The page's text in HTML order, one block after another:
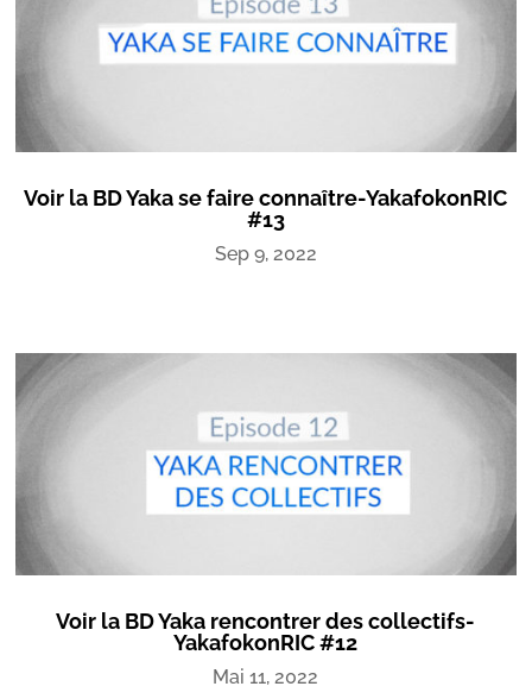
Voir la BD Yaka se faire connaître-YakafokonRIC
#13
Sep 9, 2022
Voir la BD Yaka rencontrer des collectifs-
YakafokonRIC #12
Mai 11, 2022